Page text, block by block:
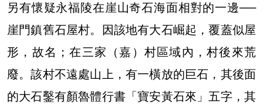
另有懷疑永福陵在崖山奇石海面相對的一邊──
崖門鎮舊石屋村。因該地有大石崛起，覆蓋似屋
形，故名；在三家（嘉）村區域內，村後來荒
廢。該村不遠處山上，有一橫放的巨石，其後面
的大石鑿有顏魯體行書「寶安黃石來」五字，其